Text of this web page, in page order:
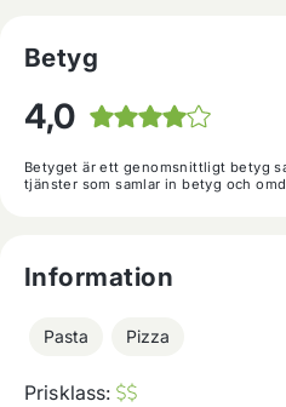
Betyg
4,0
Betyget är ett genomsnittligt betyg
tjänster som samlar in betyg och
Information
Pasta Pizza
Prisklass: